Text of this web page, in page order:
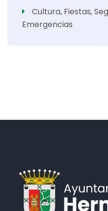
Cultura, Fiestas,
Emergencias